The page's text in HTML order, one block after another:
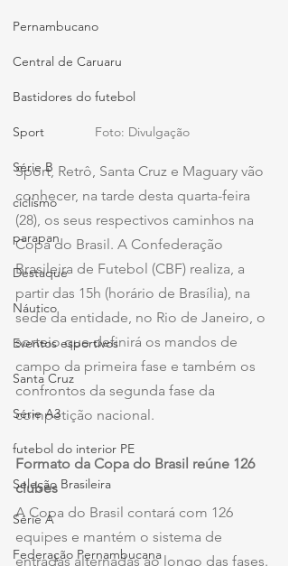
Pernambucano
Central de Caruaru
Bastidores do futebol
Sport
Série B
ciclismo
parapan
Destaque
Náutico
Eventos esportivos
Santa Cruz
Série A3
futebol do interior PE
Seleção Brasileira
Série A
Federação Pernambucana
Foto: Divulgação
Sport, Retrô, Santa Cruz e Maguary vão
conhecer, na tarde desta quarta-feira
(28), os seus respectivos caminhos na
Copa do Brasil. A Confederação
Brasileira de Futebol (CBF) realiza, a
partir das 15h (horário de Brasília), na
sede da entidade, no Rio de Janeiro, o
sorteio que definirá os mandos de
campo da primeira fase e também os
confrontos da segunda fase da
competição nacional.
Formato da Copa do Brasil reúne 126
clubes
A Copa do Brasil contará com 126
equipes e mantém o sistema de
entradas alternadas ao longo das fases.